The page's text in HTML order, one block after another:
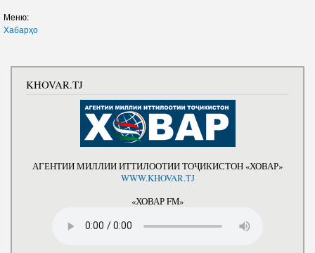
Меню:
Хабарҳо
KHOVAR.TJ
АГЕНТИИ МИЛЛИИ ИТТИЛООТИИ ТОҶИКИСТОН «ХОВАР»
WWW.KHOVAR.TJ
«ХОВАР FM»